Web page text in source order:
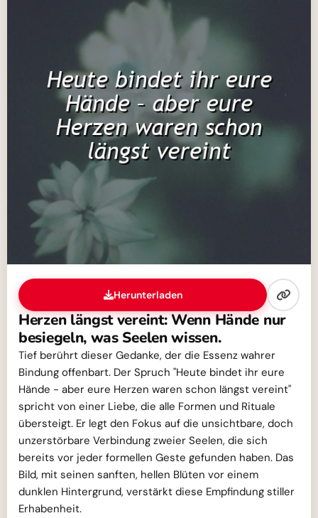
Herunterladen
Herzen längst vereint: Wenn Hände nur
besiegeln, was Seelen wissen.
Tief berührt dieser Gedanke, der die Essenz wahrer
Bindung offenbart. Der Spruch "Heute bindet ihr eure
Hände - aber eure Herzen waren schon längst vereint"
spricht von einer Liebe, die alle Formen und Rituale
übersteigt. Er legt den Fokus auf die unsichtbare, doch
unzerstörbare Verbindung zweier Seelen, die sich
bereits vor jeder formellen Geste gefunden haben. Das
Bild, mit seinen sanften, hellen Blüten vor einem
dunklen Hintergrund, verstärkt diese Empfindung stiller
Erhabenheit.